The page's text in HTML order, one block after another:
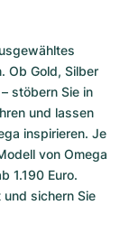
Ob Gold, Silber
stöbern Sie in
und lassen
inspirieren. Je
von Omega
1.190 Euro.
sichern Sie